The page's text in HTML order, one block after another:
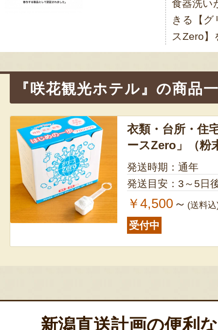
シ
ョ
食器洗い
きる【グ
スZero】
『咲花観光ホテル』の商品
衣類・台所・住
ースZero」（粉
発送時期：通年
発送目安：3～5日
￥4,500 ～ (送料
受付中
新潟直送計画の便利